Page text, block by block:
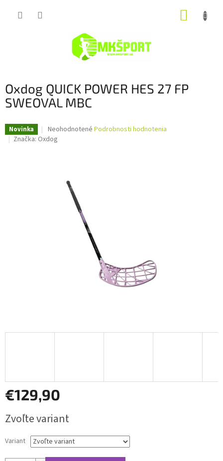
Oxdog QUICK POWER HES 27 FP
SWEOVAL MBC
Novinka
Priemerné
hodnotenie
hviezdičiek.
Neohodnotené Podrobnosti hodnotenia
Značka: Oxdog
€129,90
cena:
Zvoľte variant
Variant